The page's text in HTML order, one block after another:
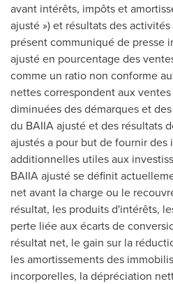
avant intérêts, impôts et
ajusté ») et résultats des
présent communiqué de presse
ajusté en pourcentage des
comme un ratio non conforme
nettes correspondent aux
diminuées des démarques et
du BAIIA ajusté et des résultats
ajustés a pour but de fournir des
additionnelles utiles aux
BAIIA ajusté se définit
net avant la charge ou le
résultat, les produits d'intérêts,
perte liée aux écarts de
résultat net, le gain sur la
les amortissements des
incorporelles, la dépréciation